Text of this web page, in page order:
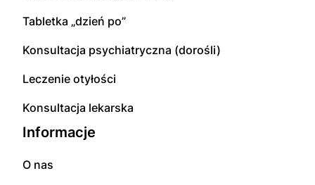
Tabletka „dzień po”
Konsultacja psychiatryczna (dorośli)
Leczenie otyłości
Konsultacja lekarska
Informacje
O nas